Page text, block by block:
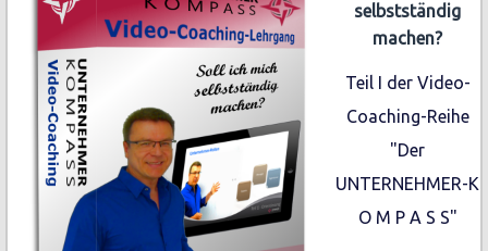
selbstständig
machen?
Teil I der Video-
Coaching-Reihe
"Der
UNTERNEHMER-K
O M P A S S"